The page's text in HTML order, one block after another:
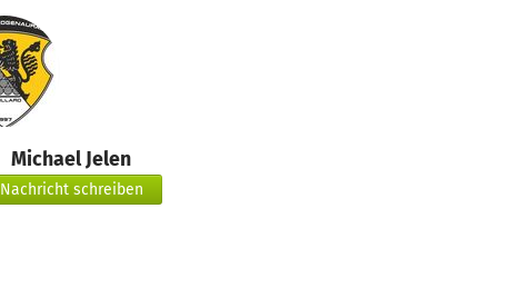
Michael Jelen
Nachricht schreiben